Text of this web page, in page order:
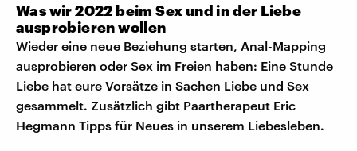
Was wir 2022 beim Sex und in der Liebe
ausprobieren wollen
Wieder eine neue Beziehung starten, Anal-Mapping
ausprobieren oder Sex im Freien haben: Eine Stunde
Liebe hat eure Vorsätze in Sachen Liebe und Sex
gesammelt. Zusätzlich gibt Paartherapeut Eric
Hegmann Tipps für Neues in unserem Liebesleben.